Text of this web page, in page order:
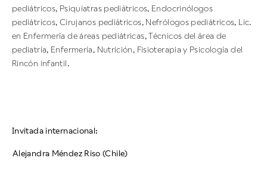
pediátricos, Psiquiatras pediátricos, Endocrinólogos
pediátricos, Cirujanos pediátricos, Nefrólogos pediátricos, Lic.
en Enfermería de áreas pediátricas, Técnicos del área de
pediatría, Enfermería, Nutrición, Fisioterapia y Psicología del
Rincón infantil.
Invitada internacional:
Alejandra Méndez Riso (Chile)